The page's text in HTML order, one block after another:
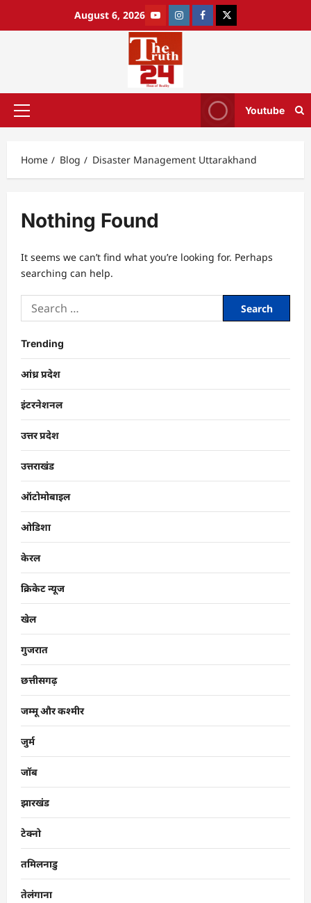
August 6, 2026
Youtube
Home Blog Disaster Management Uttarakhand
Nothing Found
It seems we can’t find what you’re looking for. Perhaps
searching can help.
Trending
आंध्र प्रदेश
इंटरनेशनल
उत्तर प्रदेश
उत्तराखंड
ऑटोमोबाइल
ओडिशा
केरल
क्रिकेट न्यूज
खेल
गुजरात
छत्तीसगढ़
जम्मू और कश्मीर
जुर्म
जॉब
झारखंड
टेक्नो
तमिलनाडु
तेलंगाना